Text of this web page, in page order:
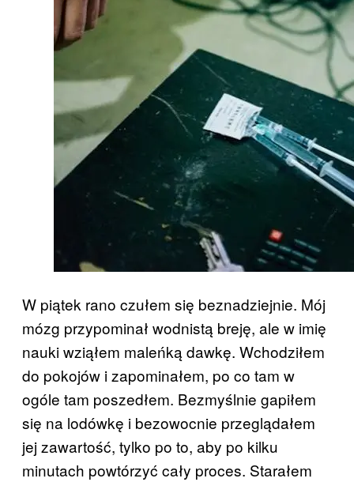
W piątek rano czułem się beznadziejnie. Mój
mózg przypominał wodnistą breję, ale w imię
nauki wziąłem maleńką dawkę. Wchodziłem
do pokojów i zapominałem, po co tam w
ogóle tam poszedłem. Bezmyślnie gapiłem
się na lodówkę i bezowocnie przeglądałem
jej zawartość, tylko po to, aby po kilku
minutach powtórzyć cały proces. Starałem